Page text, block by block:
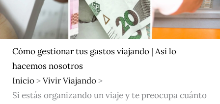
Cómo gestionar tus gastos viajando | Así lo
hacemos nosotros
Inicio>Vivir Viajando>
Si estás organizando un viaje y te preocupa cuánto